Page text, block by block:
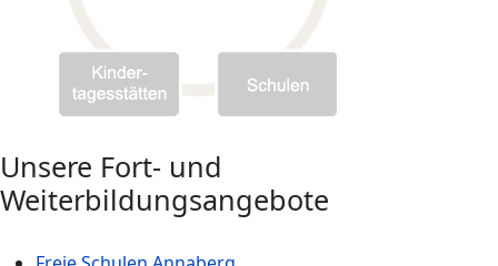
Unsere Fort- und
Weiterbildungsangebote